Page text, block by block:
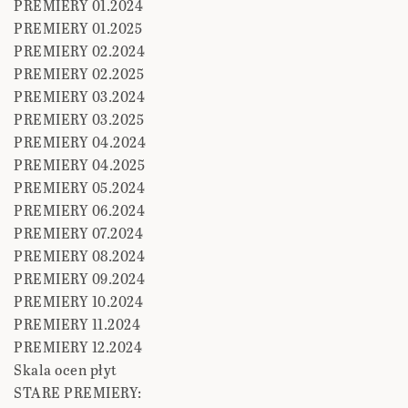
PREMIERY 01.2024
PREMIERY 01.2025
PREMIERY 02.2024
PREMIERY 02.2025
PREMIERY 03.2024
PREMIERY 03.2025
PREMIERY 04.2024
PREMIERY 04.2025
PREMIERY 05.2024
PREMIERY 06.2024
PREMIERY 07.2024
PREMIERY 08.2024
PREMIERY 09.2024
PREMIERY 10.2024
PREMIERY 11.2024
PREMIERY 12.2024
Skala ocen płyt
STARE PREMIERY: